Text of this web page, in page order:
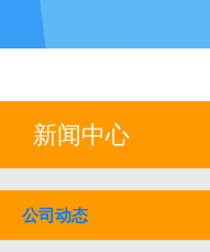
新闻中心
公司动态